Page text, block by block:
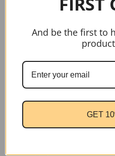
gtag('config', 'AW-
Handige links
Home
And be the first to
GET